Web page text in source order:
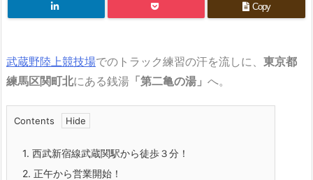
Copy
武蔵野陸上競技場でのトラック練習の汗を流しに、 東京都
練馬区関町北にある銭湯 「第二亀の湯」 へ。
Contents
1. 西武新宿線武蔵関駅から徒歩３分！
2. 正午から営業開始！